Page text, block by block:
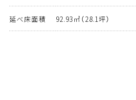
延べ床面積 92.93㎡（28.1坪）